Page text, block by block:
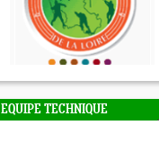
EQUIPE TECHNIQUE